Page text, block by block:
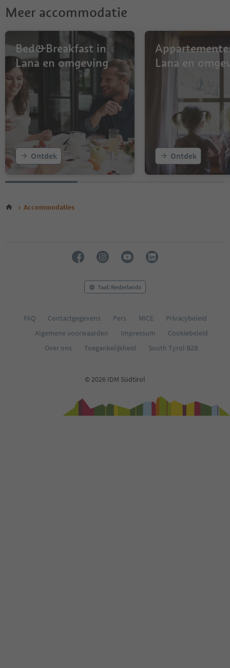
Meer accommodatie
Bed&Breakfast in
Lana en omgeving
Ontdek
Lana en
Ontdek
Accommodaties
Taal: Nederlands
FAQ Contactgegevens Pers MICE
Privacybeleid
Algemene voorwaarden
Impressum
Cookiebeleid
Over ons
Toegankelijkheid South Tyrol B2B
© 2026 IDM Südtirol